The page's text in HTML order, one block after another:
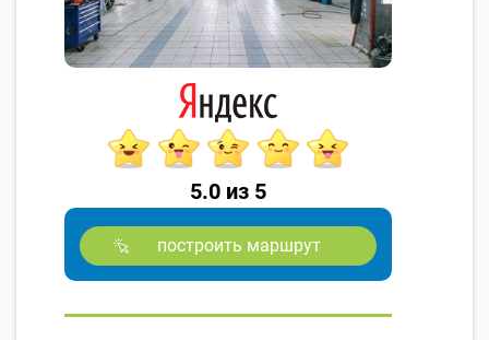
5.0 из 5
построить маршрут